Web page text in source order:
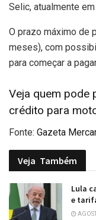
Selic, atualmente em
O prazo máximo de
meses), com
para começar a
Veja quem pode
crédito para
Fonte: Gazeta
Veja Também
Lula
e